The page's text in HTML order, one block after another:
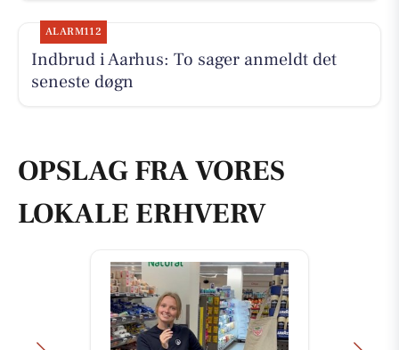
ALARM112
Indbrud i Aarhus: To sager anmeldt det
seneste døgn
OPSLAG FRA VORES
LOKALE ERHVERV